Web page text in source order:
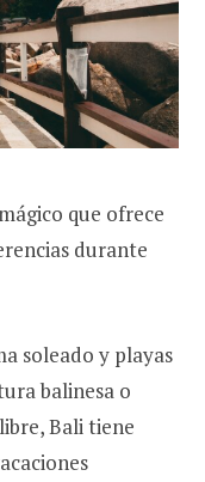
que ofrece
durante
soleado y playas
balinesa o
Bali tiene